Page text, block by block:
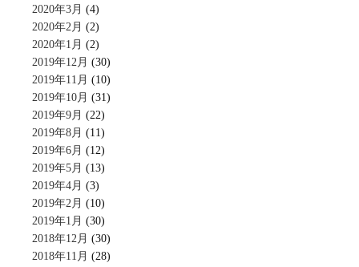
2020年3月 (4)
2020年2月 (2)
2020年1月 (2)
2019年12月 (30)
2019年11月 (10)
2019年10月 (31)
2019年9月 (22)
2019年8月 (11)
2019年6月 (12)
2019年5月 (13)
2019年4月 (3)
2019年2月 (10)
2019年1月 (30)
2018年12月 (30)
2018年11月 (28)